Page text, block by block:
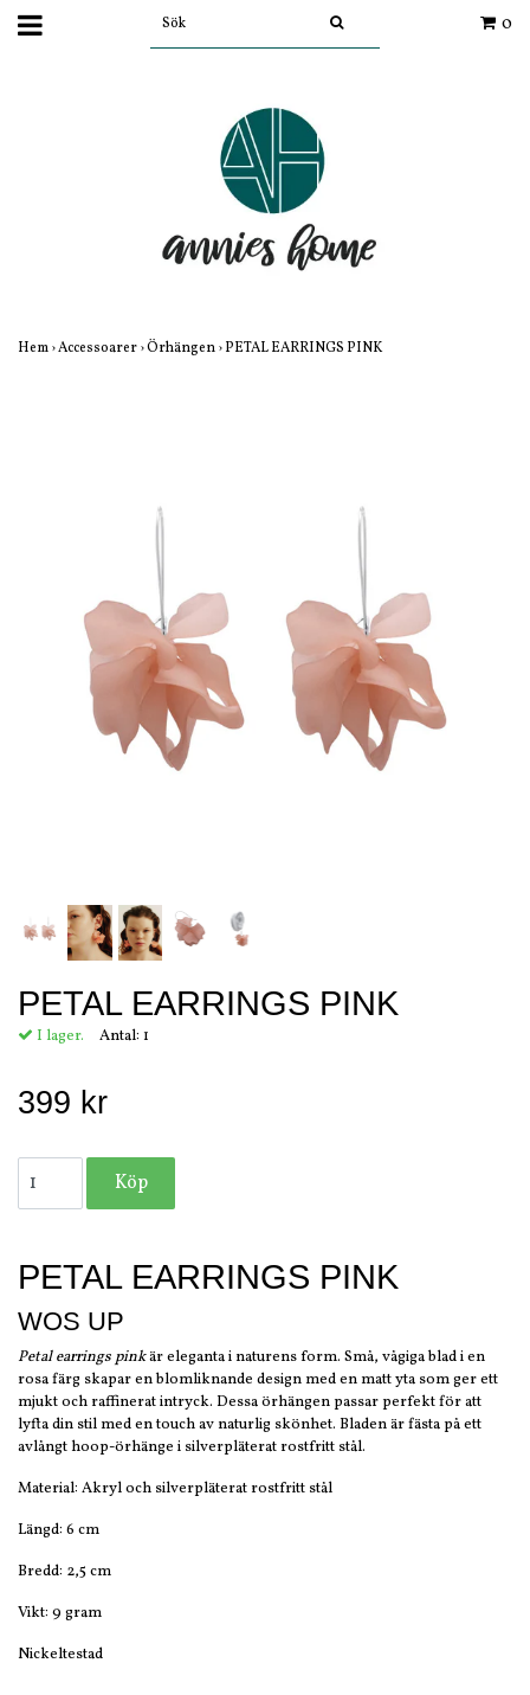
0
Hem›Accessoarer›Örhängen›PETAL EARRINGS PINK
PETAL EARRINGS PINK
I lager. Antal: 1
399 kr
PETAL EARRINGS PINK
WOS UP
Petal earrings pinkär eleganta i naturens form. Små, vågiga blad i en
rosa färg skapar en blomliknande design med en matt yta som ger ett
mjukt och raffinerat intryck. Dessa örhängen passar perfekt för att
lyfta din stil med en touch av naturlig skönhet. Bladen är fästa på ett
avlångt hoop-örhänge i silverpläterat rostfritt stål.
Material: Akryl och silverpläterat rostfritt stål
Längd: 6 cm
Bredd: 2,5 cm
Vikt: 9 gram
Nickeltestad